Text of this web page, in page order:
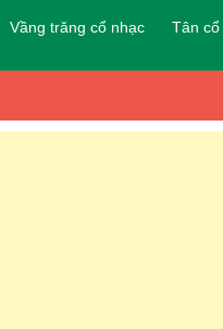
Vầng trăng cổ nhạc Tân cổ